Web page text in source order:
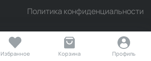
Избранное Корзина Профиль
Политика конфиденциальности